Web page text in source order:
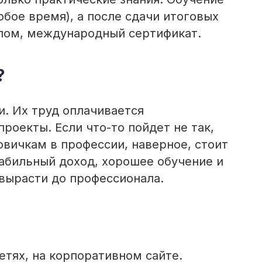
время), а после сдачи итоговых
международный сертификат.
Их труд оплачивается
Если что-то пойдет не так,
в профессии, наверное, стоит
доход, хорошее обучение и
до профессионала.
на корпоративном сайте.